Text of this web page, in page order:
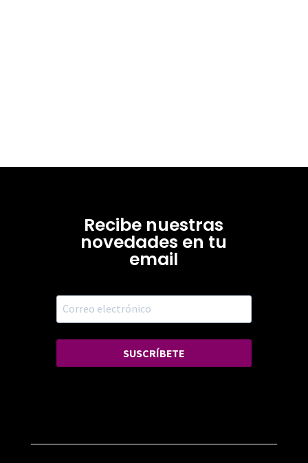
Recibe nuestras
novedades en tu
email
SUSCRÍBETE